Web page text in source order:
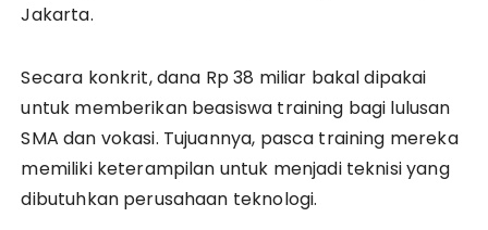
Jakarta.
Secara konkrit, dana Rp 38 miliar bakal dipakai
untuk memberikan beasiswa training bagi lulusan
SMA dan vokasi. Tujuannya, pasca training mereka
memiliki keterampilan untuk menjadi teknisi yang
dibutuhkan perusahaan teknologi.